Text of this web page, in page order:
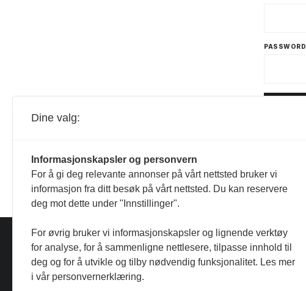
PASSWORD
Dine valg:
Informasjonskapsler og personvern
For å gi deg relevante annonser på vårt nettsted bruker vi
informasjon fra ditt besøk på vårt nettsted. Du kan reservere
deg mot dette under "Innstillinger".
For øvrig bruker vi informasjonskapsler og lignende verktøy
for analyse, for å sammenligne nettlesere, tilpasse innhold til
deg og for å utvikle og tilby nødvendig funksjonalitet. Les mer
i vår personvernerklæring.